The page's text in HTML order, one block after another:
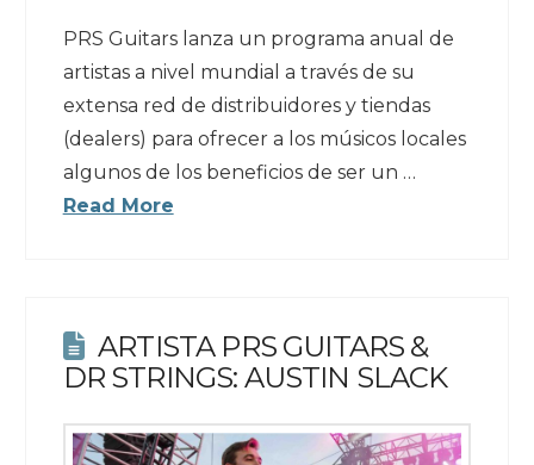
PRS Guitars lanza un programa anual de
artistas a nivel mundial a través de su
extensa red de distribuidores y tiendas
(dealers) para ofrecer a los músicos locales
algunos de los beneficios de ser un …
Read More
ARTISTA PRS GUITARS &
DR STRINGS: AUSTIN SLACK